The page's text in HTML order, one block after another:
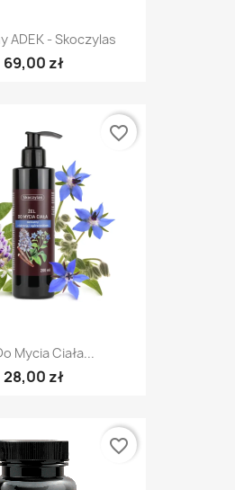
ADEK - Skoczylas
69,00 zł
Mycia Ciała...
28,00 zł
favorite_border
favorite_border